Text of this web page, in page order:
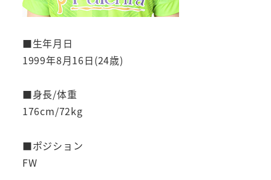
■生年月日
1999年8月16日(24歳)
■身長/体重
176cm/72kg
■ポジション
FW